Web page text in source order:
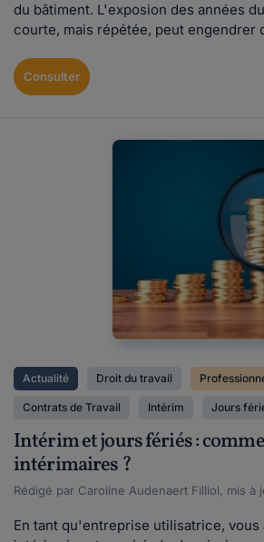
du bâtiment. L'exposion des années
courte, mais répétée, peut engendrer
Consulter
Actualité Droit du travail
Contrats de Travail Intérim Jours
Intérim et jours fériés :
intérimaires ?
Rédigé par Caroline Audenaert Filliol, mis à
En tant qu'entreprise utilisatrice, vous